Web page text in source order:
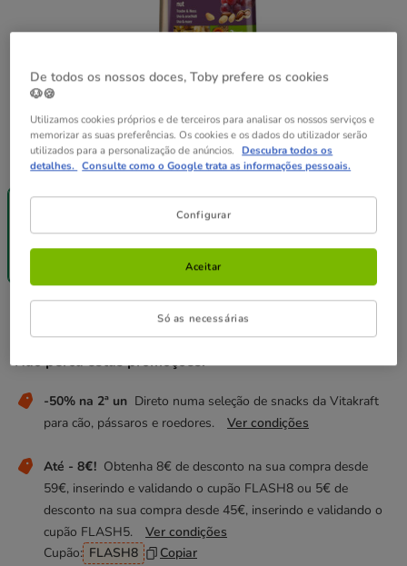
Formato:2 sticks
un.
2.89€
4 sticks
Poupança
5.78€
5.66€
(25.27€ / kg)
Não perca estas promoções!
-50% na 2ª un Direto numa seleção de snacks da Vitakraft
para cão, pássaros e roedores.
Ver condições
Até - 8€! Obtenha 8€ de desconto na sua compra desde
59€, inserindo e validando o cupão FLASH8 ou 5€ de
desconto na sua compra desde 45€, inserindo e validando o
cupão FLASH5.
Ver condições
Cupão: FLASH8 Copiar
Preço 2.89€, 25.80 EUR por kg
De todos os nossos doces, Toby prefere os cookies
🐶🍪
Utilizamos cookies próprios e de terceiros para analisar os nossos serviços e
memorizar as suas preferências. Os cookies e os dados do utilizador serão
utilizados para a personalização de anúncios. Descubra todos os
detalhes. Consulte como o Google trata as informações pessoais.
Configurar
Só as necessárias
Aceitar